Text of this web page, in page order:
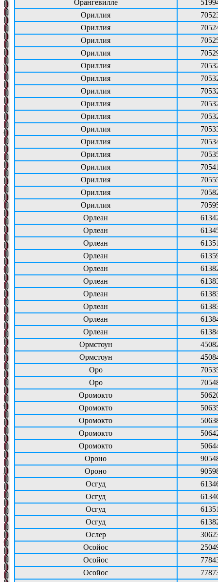
Орангевилле
Ориллия
Ориллия
Ориллия
Ориллия
Ориллия
Ориллия
Ориллия
Ориллия
Ориллия
Ориллия
Ориллия
Ориллия
Ориллия
Ориллия
Ориллия
Ориллия
Орлеан
Орлеан
Орлеан
Орлеан
Орлеан
Орлеан
Орлеан
Орлеан
Орлеан
Орлеан
Ормстоун
Ормстоун
Оро
Оро
Оромокто
Оромокто
Оромокто
Оромокто
Оромокто
Ороно
Ороно
Осгуд
Осгуд
Осгуд
Осгуд
Ослер
Осойос
Осойос
Осойос